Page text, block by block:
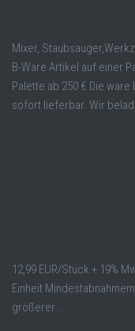
Mixer,
B-Ware Artikel auf einer
Palette ab 250 € Die
sofort lieferbar. Wir
12,99 EUR/Stück + 19%
Einheit
größerer ...